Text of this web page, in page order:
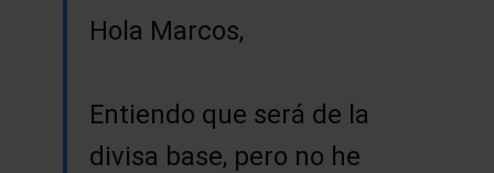
Hola Marcos,
Entiendo que será de la
divisa base, pero no he